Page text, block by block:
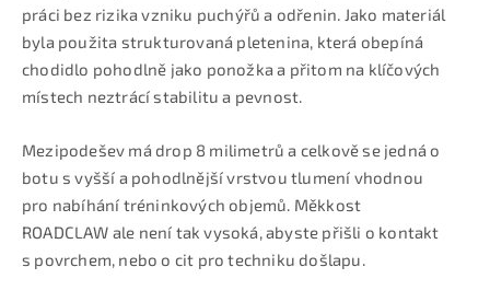
práci bez rizika vzniku puchýřů a odřenin. Jako materiál
byla použita strukturovaná pletenina, která obepíná
chodidlo pohodlně jako ponožka a přitom na klíčových
místech neztrácí stabilitu a pevnost.
Mezipodešev má drop 8 milimetrů a celkově se jedná o
botu s vyšší a pohodlnější vrstvou tlumení vhodnou
pro nabíhání tréninkových objemů. Měkkost
ROADCLAW ale není tak vysoká, abyste přišli o kontakt
s povrchem, nebo o cit pro techniku došlapu.